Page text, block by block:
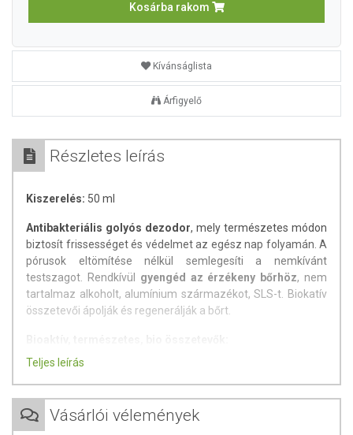
Kosárba rakom
Kívánságlista
Árfigyelő
Részletes leírás
Kiszerelés: 50 ml
Antibakteriális golyós dezodor, mely természetes módon
biztosít frissességet és védelmet az egész nap folyamán. A
pórusok eltömítése nélkül semlegesíti a nemkívánt
testszagot. Rendkívül gyengéd az érzékeny bőrhöz, nem
tartalmaz alkoholt, alumínium származékot, SLS-t. Biokatív
összetevői ápolják és regenerálják a bőrt.
- Bio manuka méz
- Chondrus Crispus
- Aloe vera
- Napraforgóolaj
Teljes leírás
Vásárlói vélemények